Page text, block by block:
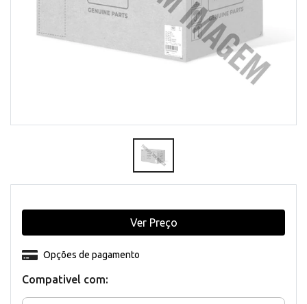
Compativel com:
Opções de pagamento
Ver Preço